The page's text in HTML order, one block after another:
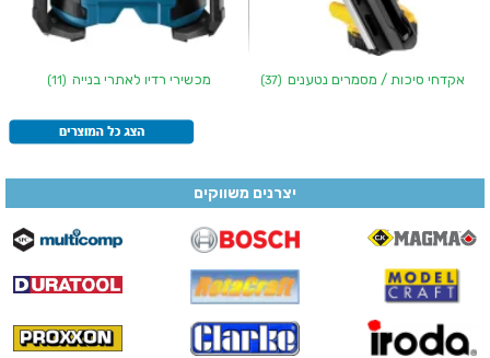
אקדחי סיכות / מסמרים נטענים (37) מכשירי רדיו לאתרי בנייה (11)
יצרנים משווקים